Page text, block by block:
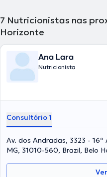
7 Nutricionistas nas
Horizonte
Ana Lara
Nutricionista
Consultório 1
Av. dos Andradas, 3323 -
MG, 31010-560, Brazil, Belo